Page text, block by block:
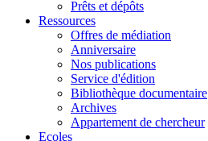
Prêts et dépôts
Ressources
Offres de médiation
Anniversaire
Nos publications
Service d'édition
Bibliothèque documentaire
Archives
Appartement de chercheur
Ecoles